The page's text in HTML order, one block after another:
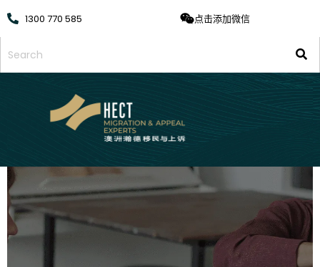
1300 770 585 点击添加微信